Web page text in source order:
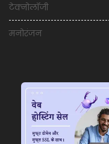
टेक्नोलॉजी
मनोरंजन